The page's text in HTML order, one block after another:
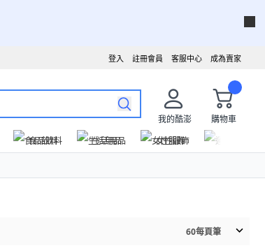
成為賣家
客服中心
註冊會員
登入
我的酷澎
購物車
食品飲料 生活用品 女性服飾
60每頁筆